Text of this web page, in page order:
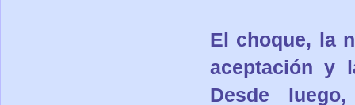
El choque, la
aceptación y
Desde